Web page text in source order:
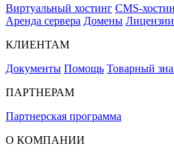
Виртуальный хостинг CMS-
Аренда сервера Домены
КЛИЕНТАМ
Документы Помощь Товарный
ПАРТНЕРАМ
Партнерская программа
О КОМПАНИИ